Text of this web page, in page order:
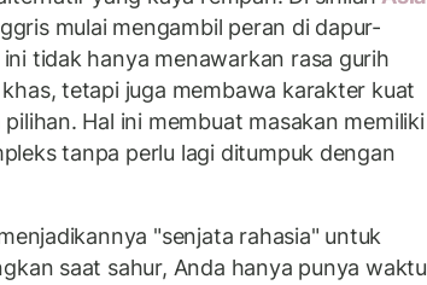
mulai mengambil peran di dapur-
tidak hanya menawarkan rasa gurih
tetapi juga membawa karakter kuat
Hal ini membuat masakan memiliki
tanpa perlu lagi ditumpuk dengan
"senjata rahasia" untuk
saat sahur, Anda hanya punya waktu